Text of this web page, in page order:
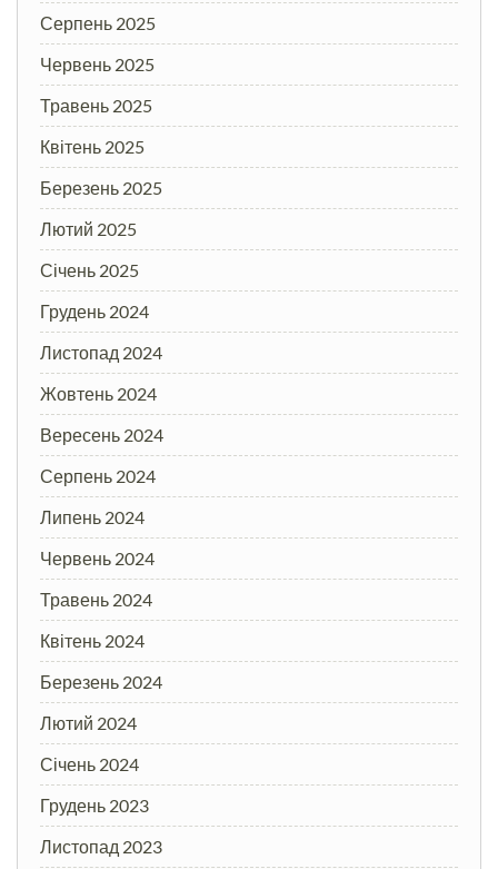
Серпень 2025
Червень 2025
Травень 2025
Квітень 2025
Березень 2025
Лютий 2025
Січень 2025
Грудень 2024
Листопад 2024
Жовтень 2024
Вересень 2024
Серпень 2024
Липень 2024
Червень 2024
Травень 2024
Квітень 2024
Березень 2024
Лютий 2024
Січень 2024
Грудень 2023
Листопад 2023